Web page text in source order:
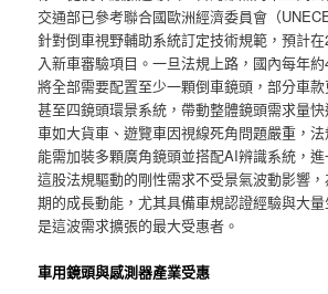
交通部已參考聯合國歐洲經濟委員會（
針對倒車視野輔助系統訂定技術規範，預計
入新車審驗項目。一旦法規上路，國內每年
將全部需要配置至少一顆倒車鏡頭，部分車
甚至四鏡頭環景系統，帶動整體鏡頭需求量
車如大貨車、遊覽車因視線死角問題嚴重，
能需加裝多顆廣角鏡頭並搭配AI辨識系統，
這股法規驅動的剛性需求不受景氣波動影響
期的成長動能，尤其具備車規認證經驗與大
是這波需求擴張的最大受惠者。
車用鏡頭與感測器產業受惠